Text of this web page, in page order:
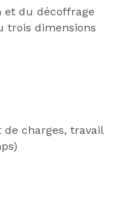
et du décoffrage
trois dimensions
de charges, travail